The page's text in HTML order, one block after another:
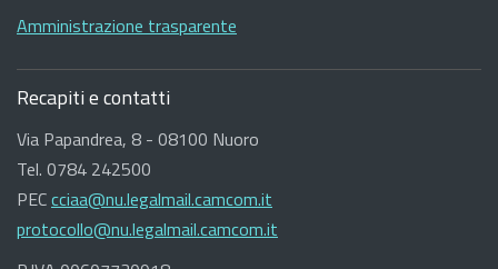
Amministrazione trasparente
Recapiti e contatti
Via Papandrea, 8 - 08100 Nuoro
Tel. 0784 242500
PECcciaa@nu.legalmail.camcom.it
protocollo@nu.legalmail.camcom.it